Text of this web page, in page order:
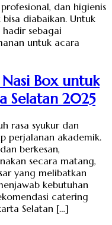
dan higienis
diabaikan. Untuk
sebagai
untuk acara
Box untuk
Selatan 2025
rasa syukur dan
perjalanan akademik.
berkesan,
secara matang,
yang melibatkan
kebutuhan
catering
Selatan […]